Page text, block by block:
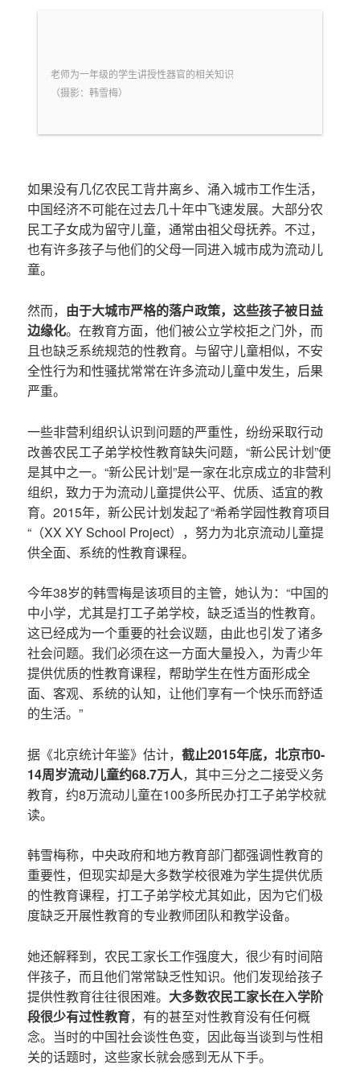
老师为一年级的学生讲授性器官的相关知识
（摄影：韩雪梅）
如果没有几亿农民工背井离乡、涌入城市工作生活，
中国经济不可能在过去几十年中飞速发展。大部分农
民工子女成为留守儿童，通常由祖父母抚养。不过，
也有许多孩子与他们的父母一同进入城市成为流动儿
童。
然而， 由于大城市严格的落户政策，这些孩子被日益
边缘化。在教育方面，他们被公立学校拒之门外，而
且也缺乏系统规范的性教育。与留守儿童相似，不安
全性行为和性骚扰常常在许多流动儿童中发生，后果
严重。
一些非营利组织认识到问题的严重性，纷纷采取行动
改善农民工子弟学校性教育缺失问题，“新公民计划”便
是其中之一。“新公民计划”是一家在北京成立的非营利
组织，致力于为流动儿童提供公平、优质、适宜的教
育。2015年，新公民计划发起了“希希学园性教育项目
“（XX XY School Project），努力为北京流动儿童提
供全面、系统的性教育课程。
今年38岁的韩雪梅是该项目的主管，她认为：“中国的
中小学，尤其是打工子弟学校，缺乏适当的性教育。
这已经成为一个重要的社会议题，由此也引发了诸多
社会问题。我们必须在这一方面大量投入，为青少年
提供优质的性教育课程，帮助学生在性方面形成全
面、客观、系统的认知，让他们享有一个快乐而舒适
的生活。”
据《北京统计年鉴》估计，截止2015年底，北京市0-
14周岁流动儿童约68.7万人，其中三分之二接受义务
教育，约8万流动儿童在100多所民办打工子弟学校就
读。
韩雪梅称，中央政府和地方教育部门都强调性教育的
重要性，但现实却是大多数学校很难为学生提供优质
的性教育课程，打工子弟学校尤其如此，因为它们极
度缺乏开展性教育的专业教师团队和教学设备。
她还解释到，农民工家长工作强度大，很少有时间陪
伴孩子，而且他们常常缺乏性知识。他们发现给孩子
提供性教育往往很困难。 大多数农民工家长在入学阶
段很少有过性教育，有的甚至对性教育没有任何概
念。当时的中国社会谈性色变，因此每当谈到与性相
关的话题时，这些家长就会感到无从下手。